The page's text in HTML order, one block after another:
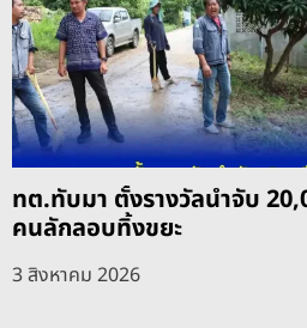
ทต.ทับมา ตั้งรางวัลนำจับ
คนลักลอบทิ้งขยะ
3 สิงหาคม 2026